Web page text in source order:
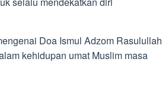
Doa Ismul Adzom Rasulullah
kehidupan umat Muslim masa